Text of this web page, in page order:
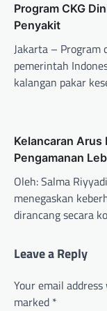
Program CKG
Penyakit
Jakarta – Program
pemerintah
kalangan pakar
Kelancaran Arus
Pengamanan
Oleh: Salma
menegaskan
dirancang secara
Leave a Reply
Your email
marked *